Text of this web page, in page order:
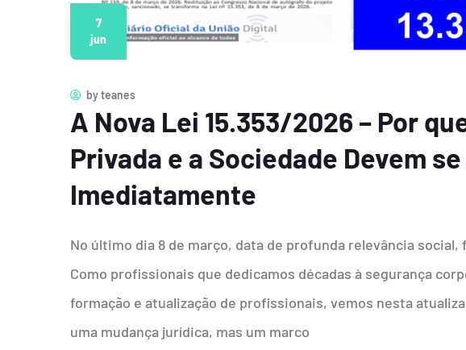
7
jun
byteanes
A Nova Lei 15.353/2026 – Por
Privada e a Sociedade Devem
Imediatamente
No último dia 8 de março, data de profunda relevância social,
Como profissionais que dedicamos décadas à segurança
formação e atualização de profissionais, vemos nesta
uma mudança jurídica, mas um marco